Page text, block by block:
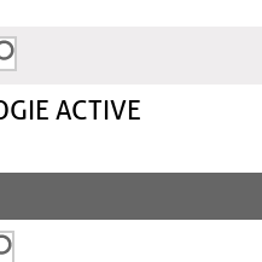
ACTIVE